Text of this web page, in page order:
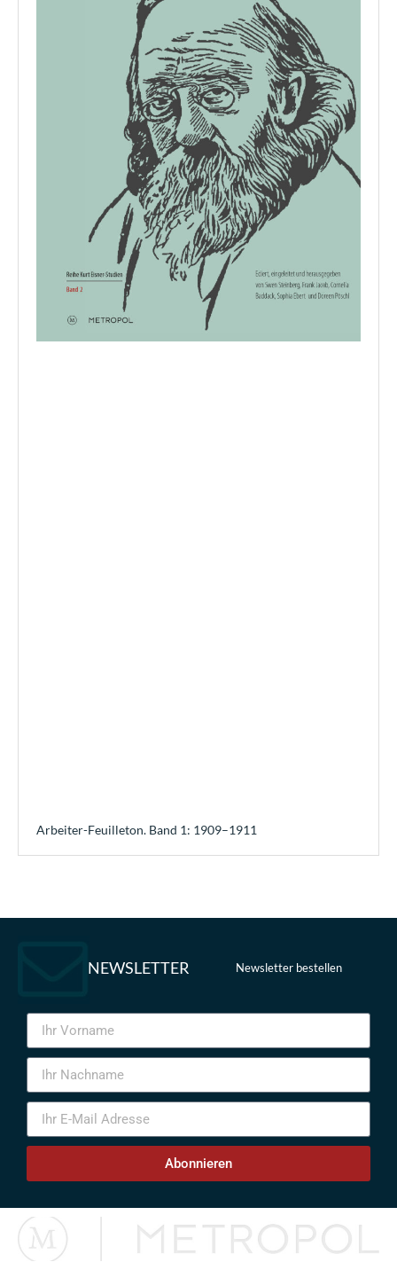
Arbeiter-Feuilleton. Band 1: 1909–1911
NEWSLETTER Newsletter bestellen
Abonnieren